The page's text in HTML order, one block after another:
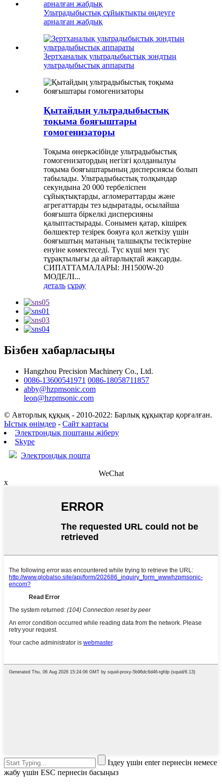
Ультрадыбыстық сұйықтықты өңдеуге
арналған жабдық
Зертханалық ультрадыбыстық зондтың
ультрадыбыстық аппараты
Қытайдың ультрадыбыстық
тоқыма бояғыштары
гомогенизаторы
Тоқыма өнеркәсібінде ультрадыбыстық
гомогенизатордың негізгі қолданылуы
тоқыма бояғыштарының дисперсиясы болып
табылады. Ультрадыбыстық толқындар
секундына 20 000 тербеліспен
сұйықтықтарды, агломераттарды және
агрегаттарды тез ыдыратады, осылайша
бояғышта біркелкі дисперсияны
қалыптастырады. Сонымен қатар, кішірек
бөлшектер тезірек бояуға қол жеткізу үшін
бояғыштың матаның талшықты тесіктеріне
енуіне көмектеседі. Түс күші мен түс
тұрақтылығы да айтарлықтай жақсарды.
СИПАТТАМАЛАРЫ: JH1500W-20
МОДЕЛІ...
деталь сұрау
Бізбен хабарласыңы
Hangzhou Precision Machinery Co., Ltd.
0086-13600541971 0086-18058711857
abby@hzpmsonic.com
leon@hzpmsonic.com
© Авторлық құқық - 2010-2022: Барлық құқықтар қорғалған.
Ыстық өнімдер - Сайт картасы
Электрондық поштаны жіберу
Skype
Электрондық пошта
WeChat
x
Іздеу үшін enter пернесін немесе
жабу үшін ESC пернесін басыңыз